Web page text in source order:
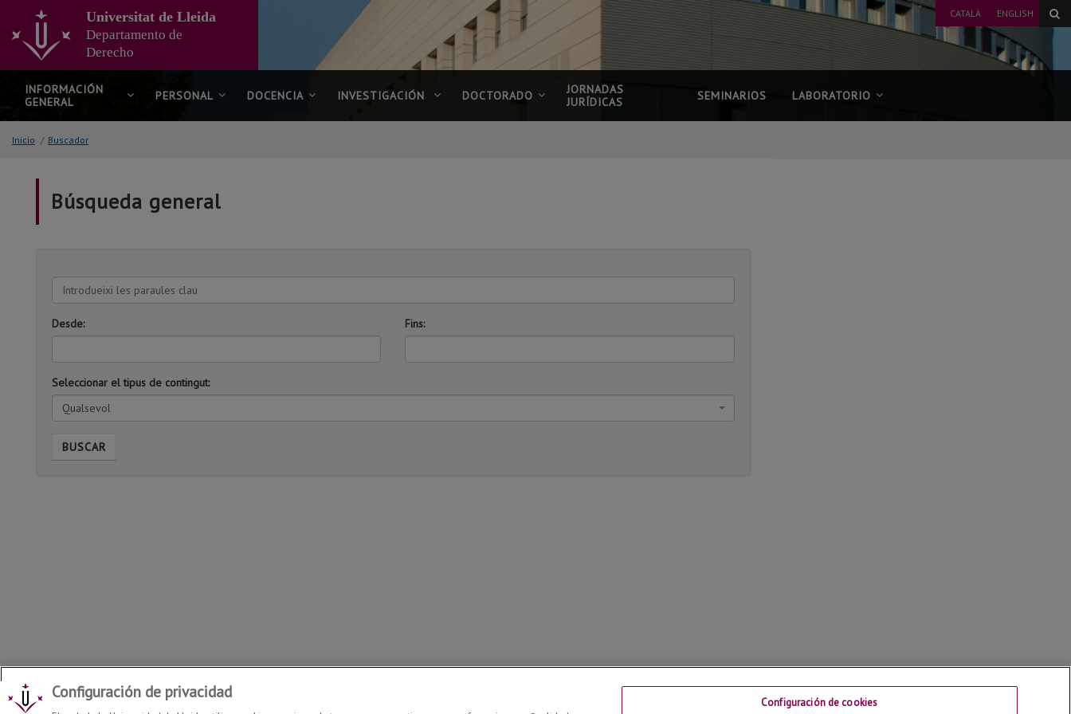
contenido
principal
de
página
CATALÀ ENGLISH
Universitat de Lleida
Departamento de
Derecho
INFORMACIÓN
GENERAL
PERSONAL DOCENCIA INVESTIGACIÓN DOCTORADO
JORNADAS
JURÍDICAS
SEMINARIOS LABORATORIO
Inicio / Buscador
Búsqueda general
Introdueixi
les
paraules
clau
Desde: Fins:
Seleccionar el tipus de contingut:
Qualsevol
BUSCAR
Configuración de privacidad
Configuración de cookies